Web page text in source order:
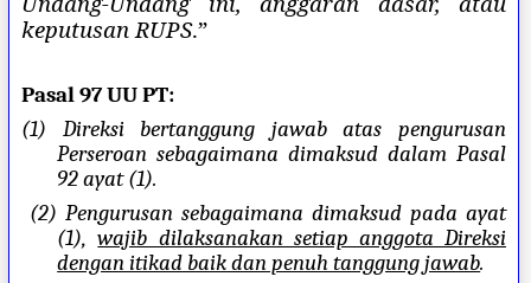
keputusan RUPS.”
Pasal 97 UU PT:
(1) Direksi bertanggung jawab atas pengurusan
Perseroan sebagaimana dimaksud dalam Pasal
92 ayat (1).
(2) Pengurusan sebagaimana dimaksud pada ayat
(1),wajib dilaksanakan setiap anggota Direksi
dengan itikad baik dan penuh tanggung jawab.